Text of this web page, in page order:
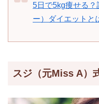
5日で5kg痩せる
ー）ダイエットと
スジ（元Miss A）